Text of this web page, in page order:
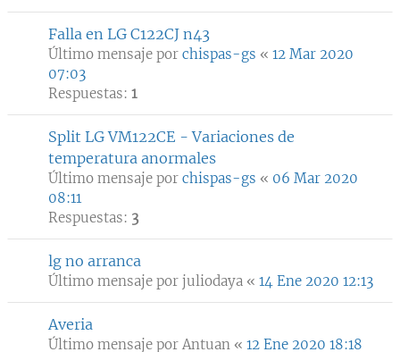
Falla en LG C122CJ n43
Último mensaje por chispas-gs « 12 Mar 2020
07:03
Respuestas: 1
Split LG VM122CE - Variaciones de
temperatura anormales
Último mensaje por chispas-gs « 06 Mar 2020
08:11
Respuestas: 3
lg no arranca
Último mensaje por juliodaya « 14 Ene 2020 12:13
Averia
Último mensaje por Antuan « 12 Ene 2020 18:18